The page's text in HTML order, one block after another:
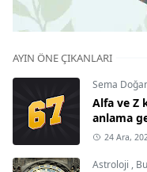
AYIN ÖNE ÇIKANLARI
Sema
Alfa ve Z
anlama
24 Ara,
Astroloji ,